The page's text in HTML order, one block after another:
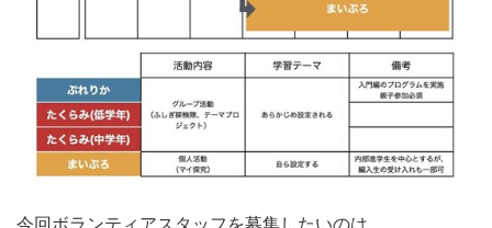
今回ボランティアスタッフを募集したいのは